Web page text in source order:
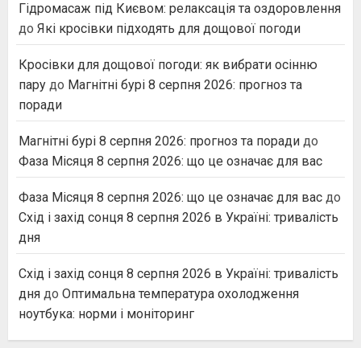
Гідромасаж під Києвом: релаксація та оздоровлення
до Які кросівки підходять для дощової погоди
Кросівки для дощової погоди: як вибрати осінню
пару до Магнітні бурі 8 серпня 2026: прогноз та
поради
Магнітні бурі 8 серпня 2026: прогноз та поради до
Фаза Місяця 8 серпня 2026: що це означає для вас
Фаза Місяця 8 серпня 2026: що це означає для вас до
Схід і захід сонця 8 серпня 2026 в Україні: тривалість
дня
Схід і захід сонця 8 серпня 2026 в Україні: тривалість
дня до Оптимальна температура охолодження
ноутбука: норми і моніторинг